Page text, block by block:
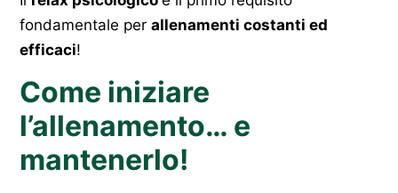
fondamentale per allenamenti costanti ed
efficaci!
Come iniziare
l’allenamento… e
mantenerlo!